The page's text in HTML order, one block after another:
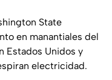
State
en manantiales del
Estados Unidos y
electricidad.